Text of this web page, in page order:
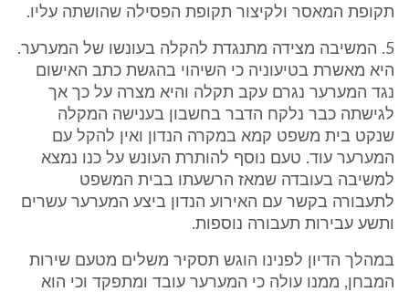
תקופת המאסר ולקיצור תקופת הפסילה שהושתה עליו.
5. המשיבה מצידה מתנגדת להקלה בעונשו של המערער.
היא מאשרת בטיעוניה כי השיהוי בהגשת כתב האישום
נגד המערער נגרם עקב תקלה והיא מצרה על כך אך
לגישתה כבר נלקח הדבר בחשבון בענישה המקלה
שנקט בית משפט קמא במקרה הנדון ואין להקל עם
המערער עוד. טעם נוסף להותרת העונש על כנו נמצא
למשיבה בעובדה שמאז הרשעתו בבית המשפט
לתעבורה בקשר עם האירוע הנדון ביצע המערער עשרים
ותשע עבירות תעבורה נוספות.
במהלך הדיון לפנינו הוגש תסקיר משלים מטעם שירות
המבחן, ממנו עולה כי המערער עובד ומתפקד וכי הוא